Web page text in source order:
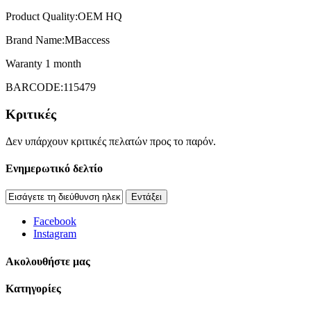
Product Quality:OEM HQ
Brand Name:MBaccess
Waranty 1 month
BARCODE:115479
Κριτικές
Δεν υπάρχουν κριτικές πελατών προς το παρόν.
Ενημερωτικό δελτίο
Εντάξει
Facebook
Instagram
Aκολουθήστε μας
Κατηγορίες